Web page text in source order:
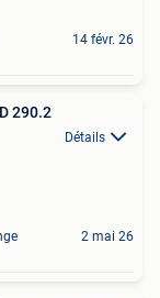
14 févr. 26
290.2
Détails
2 mai 26